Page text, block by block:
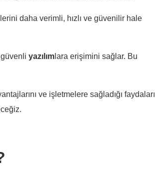
daha verimli, hızlı ve güvenilir hale
güvenli yazılım lara erişimini sağlar. Bu
ve işletmelere sağladığı faydaları